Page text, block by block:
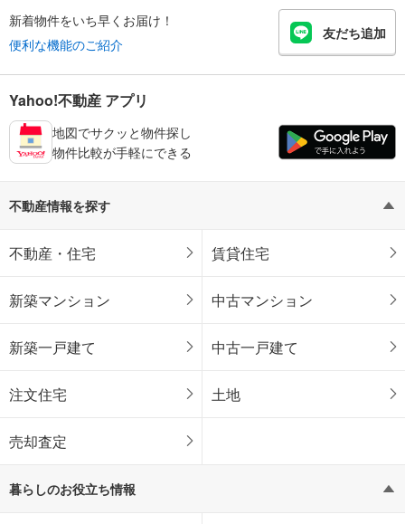
新着物件をいち早くお届け！
便利な機能のご紹介
友だち追加
Yahoo!不動産 アプリ
地図でサクッと物件探し
物件比較が手軽にできる
不動産情報を探す
不動産・住宅 賃貸住宅
新築マンション 中古マンション
新築一戸建て 中古一戸建て
注文住宅 土地
売却査定
暮らしのお役立ち情報